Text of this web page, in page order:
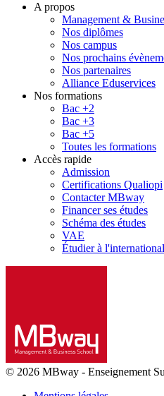
A propos
Management &
Nos diplômes
Nos campus
Nos prochains
Nos partenaires
Alliance Eduservices
Nos formations
Bac +2
Bac +3
Bac +5
Toutes les formations
Accès rapide
Admission
Certifications Qualiopi
Contacter MBway
Financer ses études
Schéma des études
VAE
Étudier à l'international
© 2026 MBway - Enseignement